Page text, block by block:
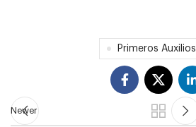
Primeros Auxilios
Newer